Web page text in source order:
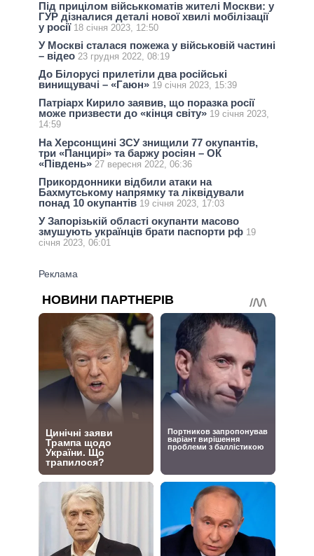
Під прицілом військкоматів жителі Москви: у
ГУР дізналися деталі нової хвилі мобілізації
у росії 18 січня 2023, 12:50
У Москві сталася пожежа у військовій частині
– відео 23 грудня 2022, 08:19
До Білорусі прилетіли два російські
винищувачі – «Гаюн» 19 січня 2023, 15:39
Патріарх Кирило заявив, що поразка росії
може призвести до «кінця світу» 19 січня 2023,
14:59
На Херсонщині ЗСУ знищили 77 окупантів,
три «Панцирі» та баржу росіян – ОК
«Південь» 27 вересня 2022, 06:36
Прикордонники відбили атаки на
Бахмутському напрямку та ліквідували
понад 10 окупантів 19 січня 2023, 17:03
У Запорізькій області окупанти масово
змушують українців брати паспорти рф 19
січня 2023, 06:01